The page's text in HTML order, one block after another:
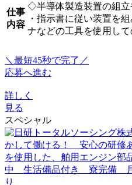
仕事
内容
◇半導体製造装置の組立
・指示書に従い装置を
ナなどの工具を使用し
＼最短45秒で完了／
応募へ進む
詳しく
見る
スペシャル